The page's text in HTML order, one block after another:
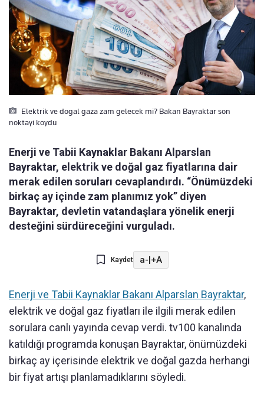
Elektrik ve dogal gaza zam gelecek mi? Bakan Bayraktar son
noktayi koydu
Enerji ve Tabii Kaynaklar Bakanı Alparslan
Bayraktar, elektrik ve doğal gaz fiyatlarına dair
merak edilen soruları cevaplandırdı. “Önümüzdeki
birkaç ay içinde zam planımız yok” diyen
Bayraktar, devletin vatandaşlara yönelik enerji
desteğini sürdüreceğini vurguladı.
Kaydet a-|+A
Enerji ve Tabii Kaynaklar Bakanı Alparslan Bayraktar,
elektrik ve doğal gaz fiyatları ile ilgili merak edilen
sorulara canlı yayında cevap verdi. tv100 kanalında
katıldığı programda konuşan Bayraktar, önümüzdeki
birkaç ay içerisinde elektrik ve doğal gazda herhangi
bir fiyat artışı planlamadıklarını söyledi.